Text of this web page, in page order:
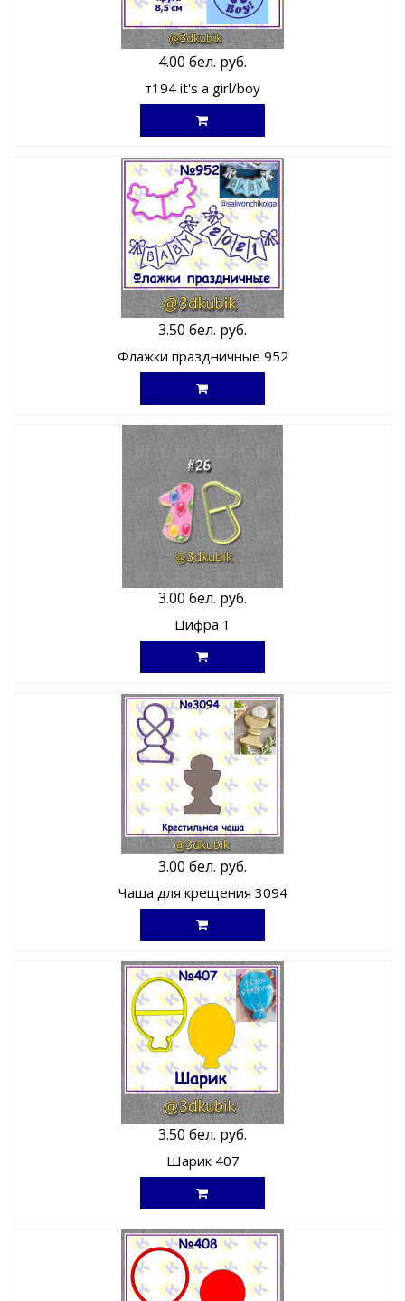
4.00 бел. руб.
т194 it's a girl/boy
3.50 бел. руб.
Флажки праздничные 952
3.00 бел. руб.
Цифра 1
3.00 бел. руб.
Чаша для крещения 3094
3.50 бел. руб.
Шарик 407